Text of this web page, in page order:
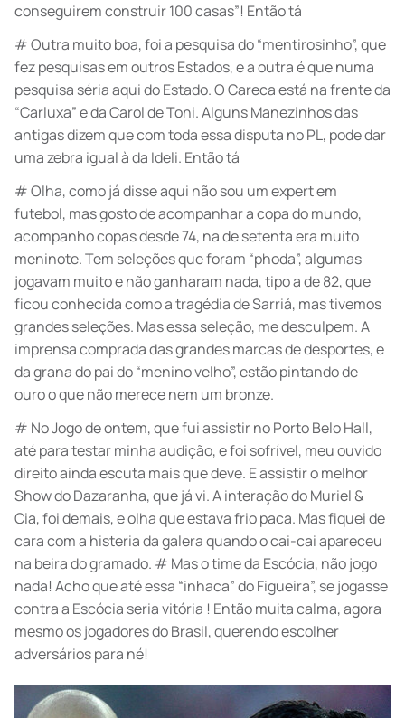
conseguirem construir 100 casas”! Então tá
# Outra muito boa, foi a pesquisa do “mentirosinho”, que
fez pesquisas em outros Estados, e a outra é que numa
pesquisa séria aqui do Estado. O Careca está na frente da
“Carluxa” e da Carol de Toni. Alguns Manezinhos das
antigas dizem que com toda essa disputa no PL, pode dar
uma zebra igual à da Ideli. Então tá
# Olha, como já disse aqui não sou um expert em
futebol, mas gosto de acompanhar a copa do mundo,
acompanho copas desde 74, na de setenta era muito
meninote. Tem seleções que foram “phoda”, algumas
jogavam muito e não ganharam nada, tipo a de 82, que
ficou conhecida como a tragédia de Sarriá, mas tivemos
grandes seleções. Mas essa seleção, me desculpem. A
imprensa comprada das grandes marcas de desportes, e
da grana do pai do “menino velho”, estão pintando de
ouro o que não merece nem um bronze.
# No Jogo de ontem, que fui assistir no Porto Belo Hall,
até para testar minha audição, e foi sofrível, meu ouvido
direito ainda escuta mais que deve. E assistir o melhor
Show do Dazaranha, que já vi. A interação do Muriel &
Cia, foi demais, e olha que estava frio paca. Mas fiquei de
cara com a histeria da galera quando o cai-cai apareceu
na beira do gramado. # Mas o time da Escócia, não jogo
nada! Acho que até essa “inhaca” do Figueira”, se jogasse
contra a Escócia seria vitória ! Então muita calma, agora
mesmo os jogadores do Brasil, querendo escolher
adversários para né!